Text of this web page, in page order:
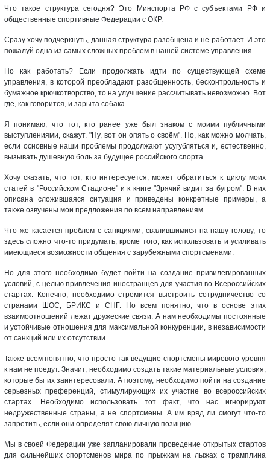
Что такое структура сегодня? Это Минспорта РФ с субъектами РФ и
общественные спортивные Федерации с ОКР.
Сразу хочу подчеркнуть, данная структура разобщена и не работает. И это
пожалуй одна из самых сложных проблем в нашей системе управления.
Но как работать? Если продолжать идти по существующей схеме
управления, в которой преобладают разобщенность, бесконтрольность и
бумажное крючкотворство, то на улучшение рассчитывать невозможно. Вот
где, как говорится, и зарыта собака.
Я понимаю, что тот, кто ранее уже был знаком с моими публичными
выступлениями, скажут. "Ну, вот он опять о своём". Но, как можно молчать,
если основные наши проблемы продолжают усугубляться и, естественно,
вызывать душевную боль за будущее российского спорта.
Хочу сказать, что тот, кто интересуется, может обратиться к циклу моих
статей в "Российском Стадионе" и к книге "Зрячий видит за бугром". В них
описана сложившаяся ситуация и приведены конкретные примеры, а
также озвучены мои предложения по всем направлениям.
Что же касается проблем с санкциями, свалившимися на нашу голову, то
здесь сложно что-то придумать, кроме того, как использовать и усиливать
имеющиеся возможности общения с зарубежными спортсменами.
Но для этого необходимо будет пойти на создание привилегированных
условий, с целью привлечения иностранцев для участия во Всероссийских
стартах. Конечно, необходимо стремится выстроить сотрудничество со
странами ШОС, БРИКС и СНГ. Но всем понятно, что в основе этих
взаимоотношений лежат дружеские связи. А нам необходимы постоянные
и устойчивые отношения для максимальной конкуренции, в независимости
от санкций или их отсутствии.
Также всем понятно, что просто так ведущие спортсмены мирового уровня
к нам не поедут. Значит, необходимо создать такие материальные условия,
которые бы их заинтересовали. А поэтому, необходимо пойти на создание
серьезных преференций, стимулирующих их участие во всероссийских
стартах. Необходимо использовать тот факт, что нас игнорируют
недружественные страны, а не спортсмены. А им вряд ли смогут что-то
запретить, если они определят свою личную позицию.
Мы в своей Федерации уже запланировали проведение открытых стартов
для сильнейших спортсменов мира по прыжкам на лыжах с трамплина